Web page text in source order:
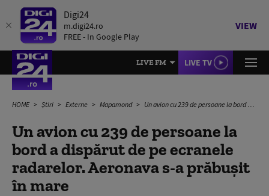
Digi24
m.digi24.ro
FREE - In Google Play
VIEW
LIVE FM LIVE TV
HOME Știri Externe Mapamond Un avion cu 239 de persoane la bord a dispărut de pe ecranele radarelor. Aeronava s-a prăbușit în mare
Un avion cu 239 de persoane la
bord a dispărut de pe ecranele
radarelor. Aeronava s-a prăbușit
în mare